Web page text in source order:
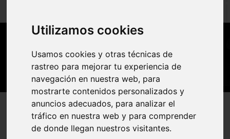
Utilizamos cookies
Usamos cookies y otras técnicas de
rastreo para mejorar tu experiencia de
navegación en nuestra web, para
mostrarte contenidos personalizados y
anuncios adecuados, para analizar el
tráfico en nuestra web y para comprender
de donde llegan nuestros visitantes.
Añadir al Calendario